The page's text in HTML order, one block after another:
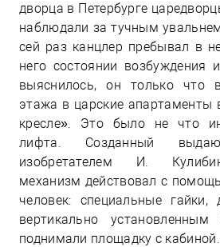
дворца в Петербурге
наблюдали за тучным
сей раз канцлер пребывал в
него состоянии возбуждения
выяснилось, он только что
этажа в царские
кресле». Это было не что
лифта. Созданный
изобретателем И.
механизм действовал с
человек: специальные
вертикально
поднимали площадку с